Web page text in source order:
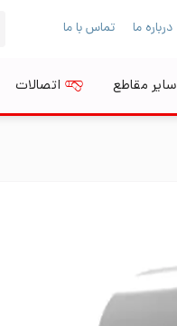
درباره ما تماس با ما
سایر مقاطع اتصالات